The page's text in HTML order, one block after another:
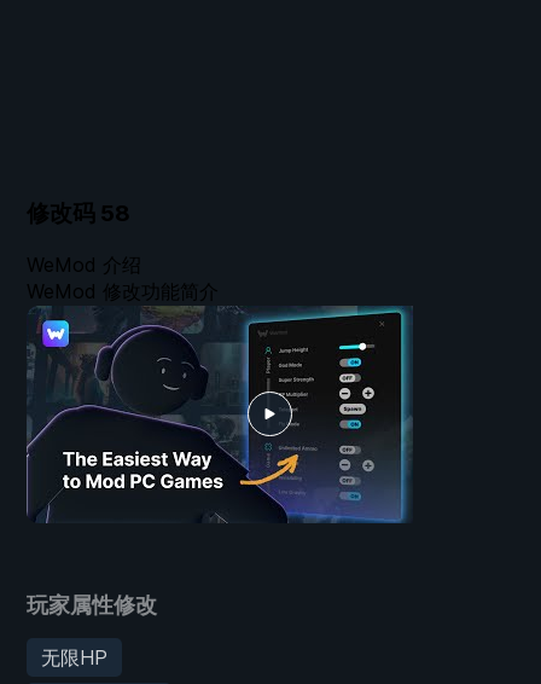
修改码 58
玩家属性修改
无限HP
WeMod 介绍
WeMod 修改功能简介